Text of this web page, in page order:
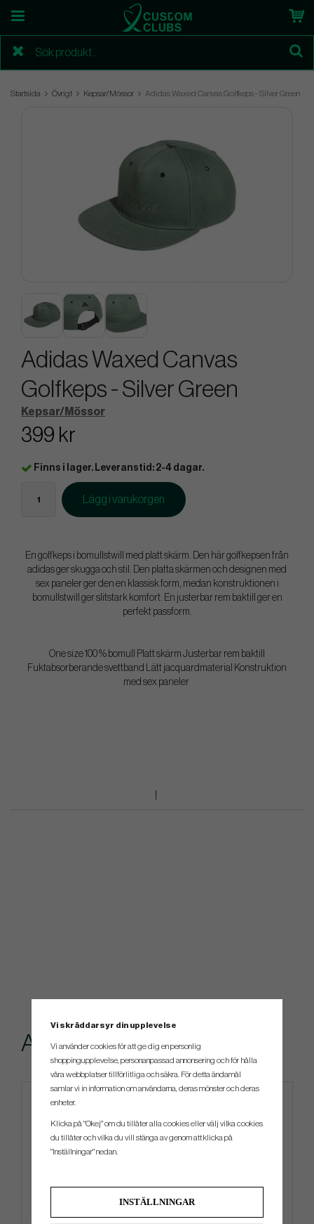
Startsida Övrigt Kepsar/Mössor Adidas Waxed Canvas Golfkeps - Silver Green
Adidas Waxed Canvas
Golfkeps - Silver Green
Kepsar/Mössor
399 kr
Finns i lager. Leveranstid: 2-4 dagar.
Lägg i varukorgen
En golfkeps i bomullstwill med platt skärm. Den här golfkepsen från
adidas ger skugga och stil. Den platta skärmen och designen med
sex paneler ger den en klassisk form, medan konstruktionen i
bomullstwill ger slitstark komfort. En justerbar rem baktill ger en
perfekt passform.
One size 100 % bomull Platt skärm Justerbar rem baktill
Fuktabsorberande svettband Lätt jacquardmaterial Konstruktion
med sex paneler
Andra köpte även
Vi skräddarsyr din upplevelse
Vi använder cookies för att ge dig en personlig
shoppingupplevelse, personanpassad annonsering och för hålla
våra webbplatser tillförlitliga och säkra. För detta ändamål
samlar vi in information om användarna, deras mönster och deras
enheter.
Klicka på "Okej" om du tillåter alla cookies eller välj vilka cookies
du tillåter och vilka du vill stänga av genom att klicka på
"Inställningar" nedan.
INSTÄLLNINGAR